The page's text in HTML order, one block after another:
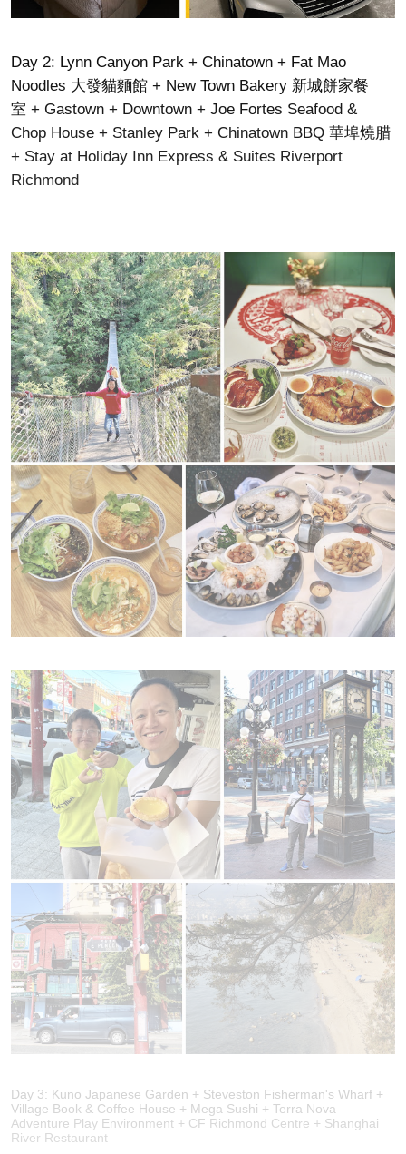
Day 2: Lynn Canyon Park + Chinatown + Fat Mao
Noodles 大發貓麵館 + New Town Bakery 新城餅家餐
室 + Gastown + Downtown + Joe Fortes Seafood &
Chop House + Stanley Park + Chinatown BBQ 華埠燒腊
+ Stay at Holiday Inn Express & Suites Riverport
Richmond
Day 3: Kuno Japanese Garden + Steveston Fisherman's Wharf +
Village Book & Coffee House + Mega Sushi + Terra Nova
Adventure Play Environment + CF Richmond Centre + Shanghai
River Restaurant